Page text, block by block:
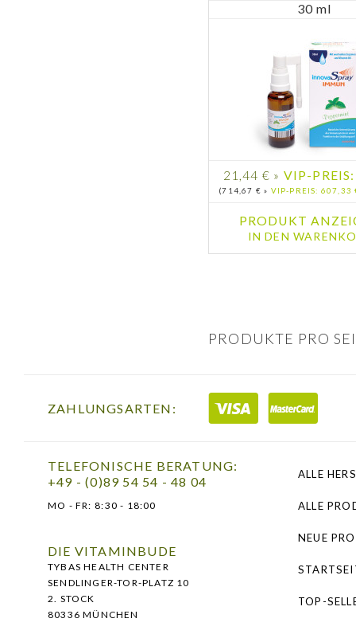
30 ml
21,44 € » VIP-
(714,67 € » VIP-PREIS: 607,33
PRODUKT
IN DEN
PRODUKTE PRO
ZAHLUNGSARTEN:
TELEFONISCHE BERATUNG:
+49 - (0)89 54 54 - 48 04
MO - FR: 8:30 - 18:00
DIE VITAMINBUDE
TYBAS HEALTH CENTER
SENDLINGER-TOR-PLATZ 10
2. STOCK
80336 MÜNCHEN
ALLE
ALLE
NEUE
TOP-